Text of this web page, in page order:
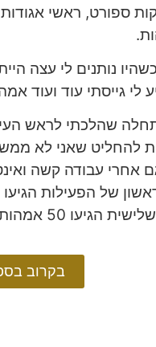
ספורט, ראשי אגודות
נותנים לי עצה
לי גייסתי עוד ועוד
שהלכתי לראש
להחליט שאני לא
אחרי עבודה קשה
ואז הבנתי שאני בדרך הנכונה. "הכול בראש"
בקרוב